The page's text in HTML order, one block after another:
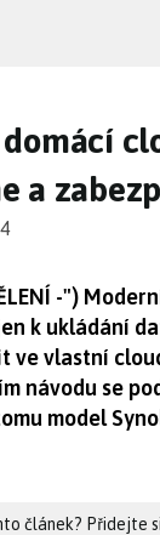
a
-")
k ukládání
ve vlastní
návodu se
model
článek? Přidejte